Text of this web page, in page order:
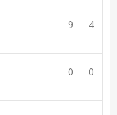
4
9
0
0